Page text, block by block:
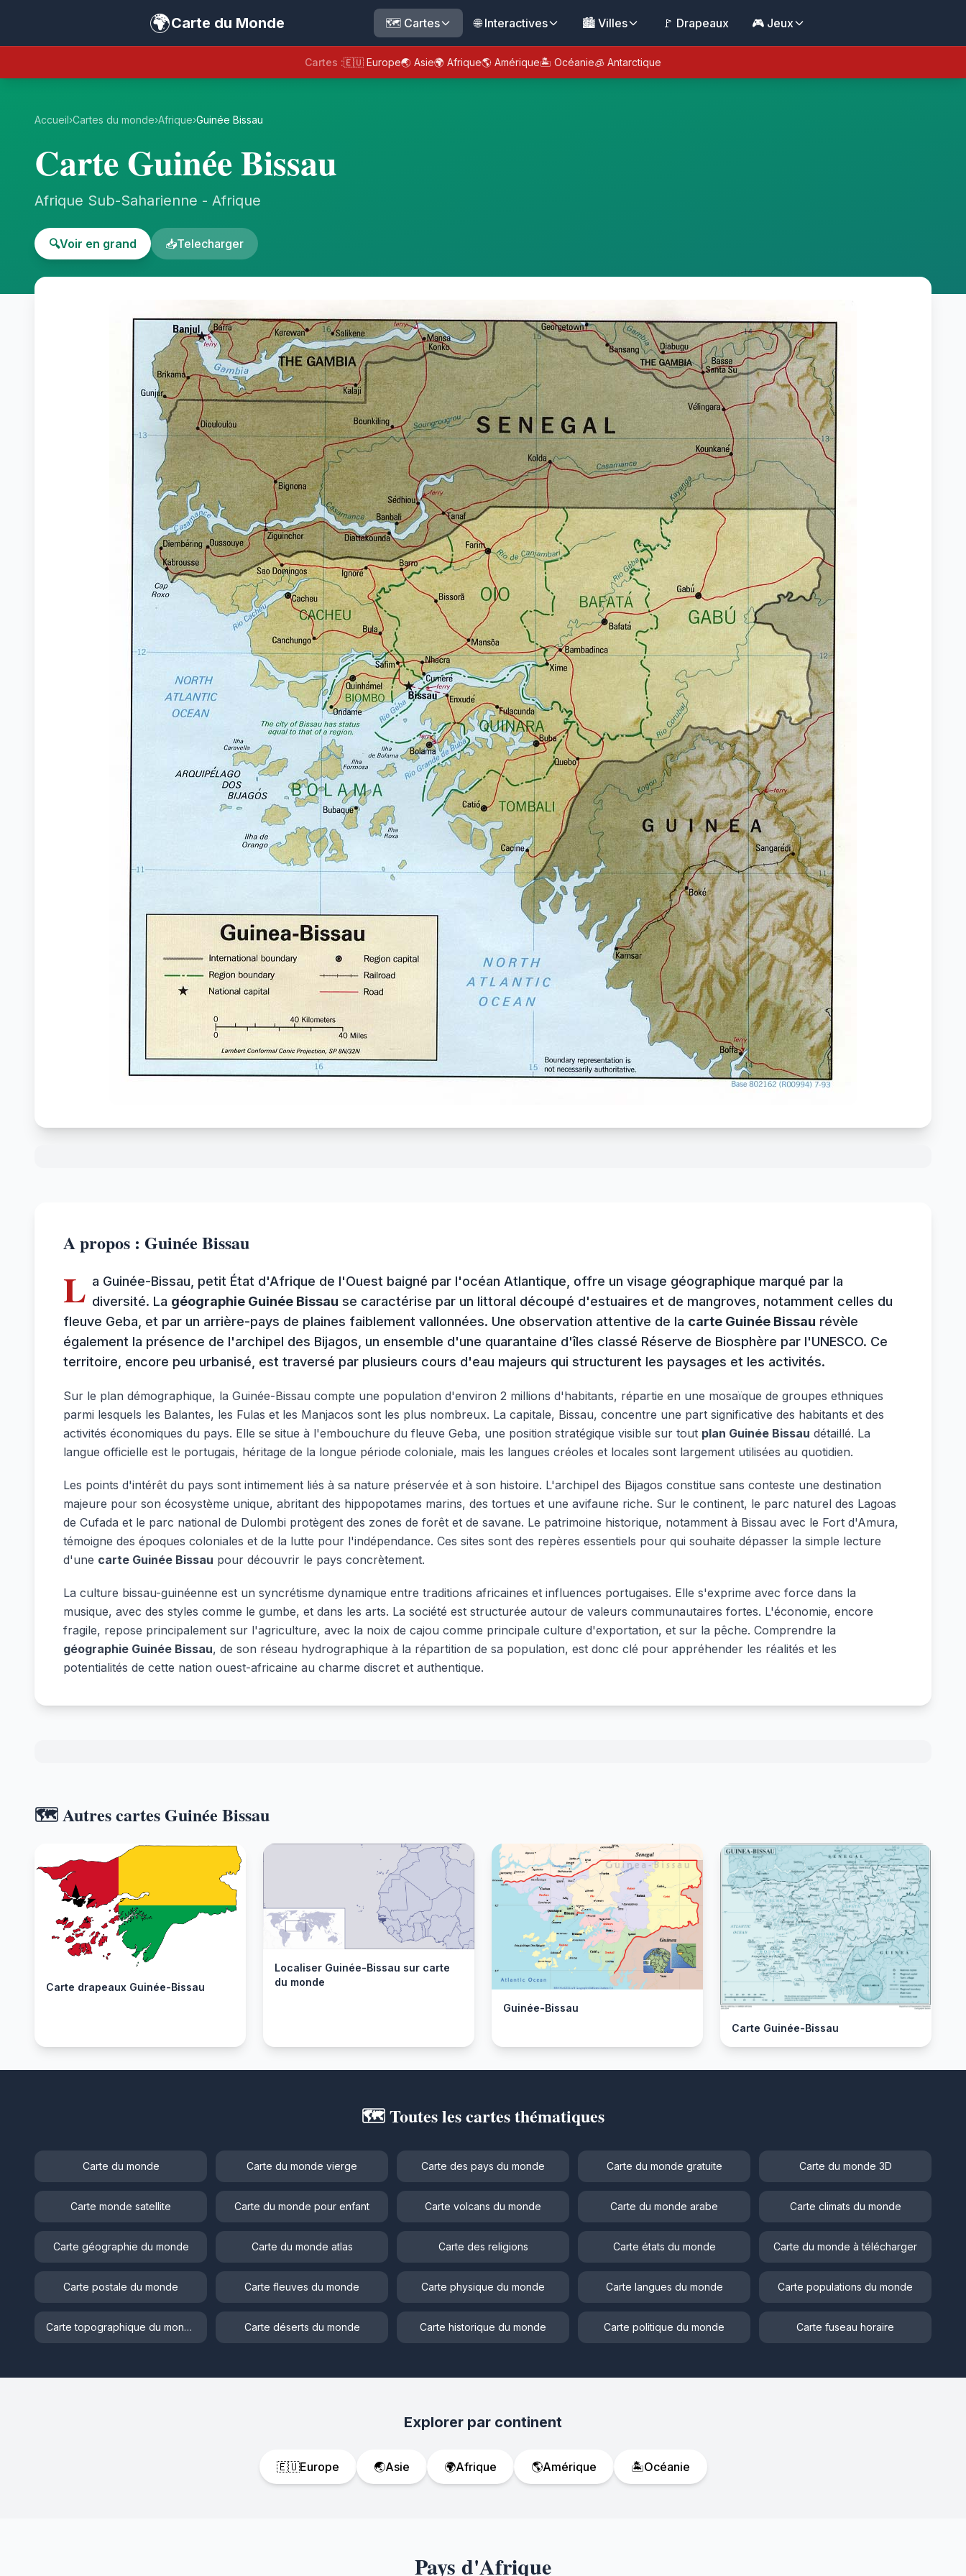
🌍Carte du Monde 🗺️ Cartes 🌐 Interactives 🏙️ Villes 🚩 Drapeaux 🎮 Jeux
Cartes :🇪🇺 Europe🌏 Asie🌍 Afrique🌎 Amérique🏝️ Océanie🧊 Antarctique
Accueil›Cartes du monde›Afrique›Guinée Bissau
Carte Guinée Bissau
Afrique Sub-Saharienne - Afrique
🔍Voir en grand 📥Telecharger
A propos : Guinée Bissau
L a Guinée-Bissau, petit État d'Afrique de l'Ouest baigné par l'océan Atlantique, offre un visage géographique marqué par la
diversité. La géographie Guinée Bissau se caractérise par un littoral découpé d'estuaires et de mangroves, notamment celles du
fleuve Geba, et par un arrière-pays de plaines faiblement vallonnées. Une observation attentive de la carte Guinée Bissau révèle
également la présence de l'archipel des Bijagos, un ensemble d'une quarantaine d'îles classé Réserve de Biosphère par l'UNESCO. Ce
territoire, encore peu urbanisé, est traversé par plusieurs cours d'eau majeurs qui structurent les paysages et les activités.
Sur le plan démographique, la Guinée-Bissau compte une population d'environ 2 millions d'habitants, répartie en une mosaïque de groupes ethniques
parmi lesquels les Balantes, les Fulas et les Manjacos sont les plus nombreux. La capitale, Bissau, concentre une part significative des habitants et des
activités économiques du pays. Elle se situe à l'embouchure du fleuve Geba, une position stratégique visible sur tout plan Guinée Bissau détaillé. La
langue officielle est le portugais, héritage de la longue période coloniale, mais les langues créoles et locales sont largement utilisées au quotidien.
Les points d'intérêt du pays sont intimement liés à sa nature préservée et à son histoire. L'archipel des Bijagos constitue sans conteste une destination
majeure pour son écosystème unique, abritant des hippopotames marins, des tortues et une avifaune riche. Sur le continent, le parc naturel des Lagoas
de Cufada et le parc national de Dulombi protègent des zones de forêt et de savane. Le patrimoine historique, notamment à Bissau avec le Fort d'Amura,
témoigne des époques coloniales et de la lutte pour l'indépendance. Ces sites sont des repères essentiels pour qui souhaite dépasser la simple lecture
d'une carte Guinée Bissau pour découvrir le pays concrètement.
La culture bissau-guinéenne est un syncrétisme dynamique entre traditions africaines et influences portugaises. Elle s'exprime avec force dans la
musique, avec des styles comme le gumbe, et dans les arts. La société est structurée autour de valeurs communautaires fortes. L'économie, encore
fragile, repose principalement sur l'agriculture, avec la noix de cajou comme principale culture d'exportation, et sur la pêche. Comprendre la
géographie Guinée Bissau, de son réseau hydrographique à la répartition de sa population, est donc clé pour appréhender les réalités et les
potentialités de cette nation ouest-africaine au charme discret et authentique.
🗺️ Autres cartes Guinée Bissau
Carte drapeaux Guinée-Bissau
Localiser Guinée-Bissau sur carte
du monde
Guinée-Bissau
Carte Guinée-Bissau
🗺️ Toutes les cartes thématiques
Carte du monde Carte du monde vierge Carte des pays du monde Carte du monde gratuite Carte du monde 3D
Carte monde satellite Carte du monde pour enfant Carte volcans du monde Carte du monde arabe Carte climats du monde
Carte géographie du monde Carte du monde atlas Carte des religions Carte états du monde Carte du monde à télécharger
Carte postale du monde Carte fleuves du monde Carte physique du monde Carte langues du monde Carte populations du monde
Carte topographique du monde Carte déserts du monde Carte historique du monde Carte politique du monde Carte fuseau horaire
Explorer par continent
🇪🇺Europe 🌏Asie 🌍Afrique 🌎Amérique 🏝️Océanie
Pays d'Afrique